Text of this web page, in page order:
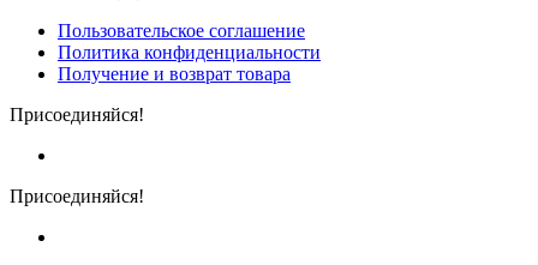
Пользовательское соглашение
Политика конфиденциальности
Получение и возврат товара
Присоединяйся!
Присоединяйся!